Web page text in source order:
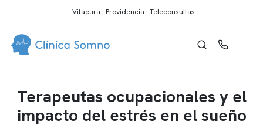
Vitacura · Providencia · Teleconsultas
Terapeutas ocupacionales y el
impacto del estrés en el sueño